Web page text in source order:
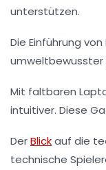
unterstützen.
Die Einführung von
umweltbewusster
Mit faltbaren
intuitiver. Diese
DerBlickauf die
technische